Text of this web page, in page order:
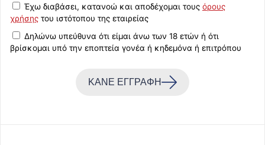
Έχω διαβάσει, κατανοώ και αποδέχομαι τους όρους
χρήσης του ιστότοπου της εταιρείας
Δηλώνω υπεύθυνα ότι είμαι άνω των 18 ετών ή ότι
βρίσκομαι υπό την εποπτεία γονέα ή κηδεμόνα ή επιτρόπου
ΚΑΝΕ ΕΓΓΡΑΦΗ